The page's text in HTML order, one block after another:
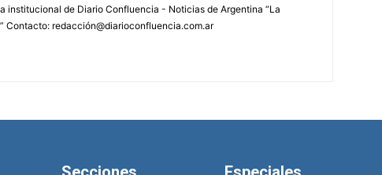
institucional de Diario Confluencia - Noticias de Argentina “La
Contacto: redacción@diarioconfluencia.com.ar